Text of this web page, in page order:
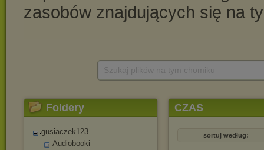
Foldery
gusiaczek123
Audiobooki
CZAS
sortuj według: